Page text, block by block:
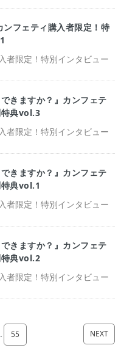
者限定！特別インタビュー
フェティ購入者限定！特
者限定！特別インタビュー
きますか？』カンフェテ
特典vol.3
者限定！特別インタビュー
きますか？』カンフェテ
特典vol.1
者限定！特別インタビュー
きますか？』カンフェテ
特典vol.2
55 NEXT